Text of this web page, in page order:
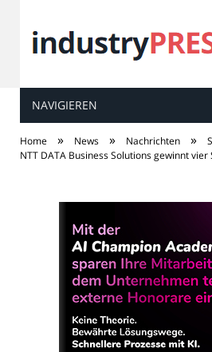
industry
NAVIGIEREN
Home » News » Nachrichten »
NTT DATA Business Solutions gewinnt